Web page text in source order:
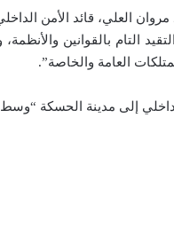
مروان العلي، قائد الأمن
التام بالقوانين
العامة والخاصة”.
إلى مدينة الحسكة